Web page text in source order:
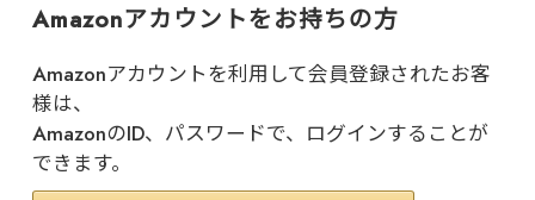
Amazonアカウントをお持ちの方
Amazonアカウントを利用して会員登録されたお客
様は、
AmazonのID、パスワードで、ログインすることが
できます。